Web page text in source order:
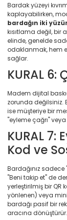
Bardak yüzeyi
kaplayabilirken,
bardağın iki
kısıtlama değil, bir
elinde, genelde
odaklanmak, hem
sağlar.
KURAL 6:
Madem dijital
zorunda değilsiniz.
ise müşteriye bir
"eyleme çağrı"
KURAL 7:
Kod ve
Bardağınız
"Beni takip et" de
yerleştirilmiş bir
yönlenen) veya
bardağı pasif bir
aracına dönüştürür.